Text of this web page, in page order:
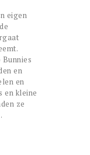
eigen
Bunnies
en
en
en kleine
ze